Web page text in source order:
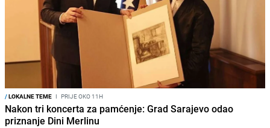
/LOKALNE TEME I PRIJE OKO 11H
Nakon tri koncerta za pamćenje: Grad Sarajevo odao
priznanje Dini Merlinu